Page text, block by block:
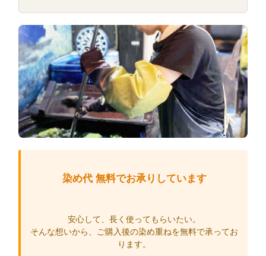
染め代 無料でお承りしています
安心して、長く使ってもらいたい。
そんな想いから、ご購入後の染め重ねを無料で承ってお
ります。